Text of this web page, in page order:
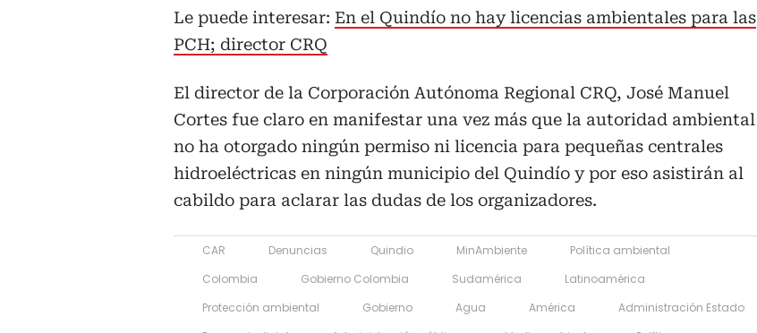
Le puede interesar: En el Quindío no hay licencias ambientales para las
PCH; director CRQ
El director de la Corporación Autónoma Regional CRQ, José Manuel
Cortes fue claro en manifestar una vez más que la autoridad ambiental
no ha otorgado ningún permiso ni licencia para pequeñas centrales
hidroeléctricas en ningún municipio del Quindío y por eso asistirán al
cabildo para aclarar las dudas de los organizadores.
CAR Denuncias Quindio MinAmbiente
Política ambiental
Colombia
Gobierno Colombia Sudamérica
Latinoamérica
Protección ambiental
Gobierno Agua América
Administración Estado